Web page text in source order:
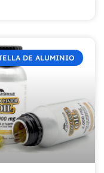
DE ALUMINIO